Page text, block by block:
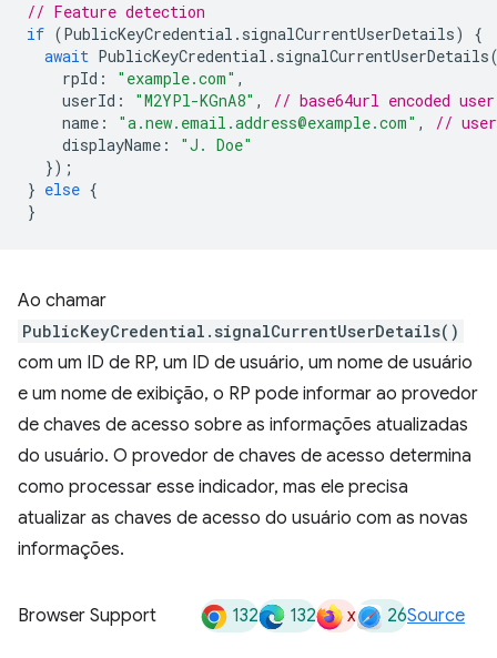
// Feature detection
if (PublicKeyCredential . signalCurrentUserDetails)
{
await PublicKeyCredential . signalCurrentUserDetails
rpId : "example.com" ,
userId : "M2YPl-KGnA8" ,
// base64url encoded
name : "a.new.email.address@example.com" ,
//
displayName :
"J. Doe"
});
} else {
}
Ao chamar
PublicKeyCredential.signalCurrentUserDetails()
com um ID de RP, um ID de usuário, um nome de usuário
e um nome de exibição, o RP pode informar ao provedor
de chaves de acesso sobre as informações atualizadas
do usuário. O provedor de chaves de acesso determina
como processar esse indicador, mas ele precisa
atualizar as chaves de acesso do usuário com as novas
informações.
Browser Support 132 132 x 26Source